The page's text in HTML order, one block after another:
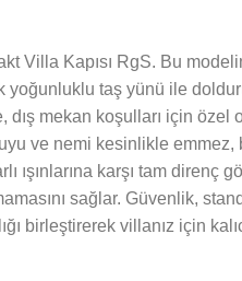
Villa Kapısı RgS. Bu
taş yünü ile
dış mekan koşulları için
ve nemi kesinlikle
ışınlarına karşı tam direnç
sağlar. Güvenlik,
birleştirerek villanız için